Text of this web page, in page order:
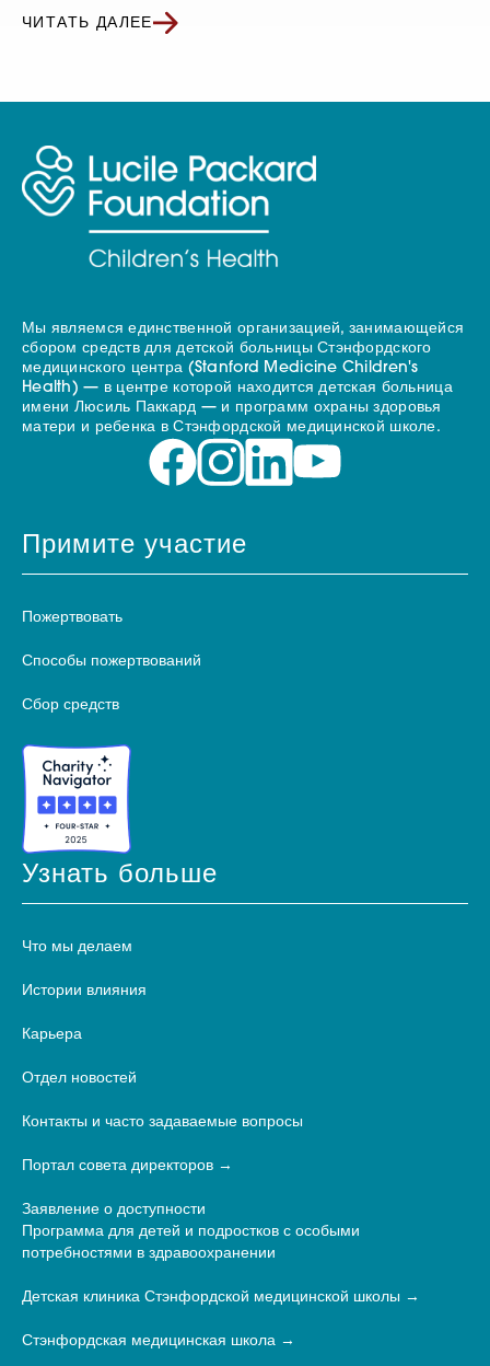
ЧИТАТЬ ДАЛЕЕ
Мы являемся единственной организацией, занимающейся
сбором средств для детской больницы Стэнфордского
медицинского центра (Stanford Medicine Children's
Health) — в центре которой находится детская больница
имени Люсиль Паккард — и программ охраны здоровья
матери и ребенка в Стэнфордской медицинской школе.
Примите участие
Пожертвовать
Способы пожертвований
Сбор средств
Узнать больше
Что мы делаем
Истории влияния
Карьера
Отдел новостей
Контакты и часто задаваемые вопросы
Портал совета директоров
Заявление о доступности
Программа для детей и подростков с особыми
потребностями в здравоохранении
Детская клиника Стэнфордской медицинской школы
Стэнфордская медицинская школа